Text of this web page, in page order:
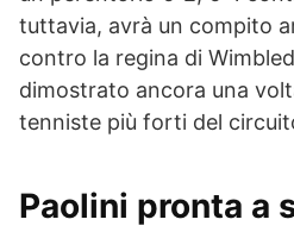
tuttavia, avrà un compito
contro la regina di
dimostrato ancora una
tenniste più forti del
Paolini pronta a